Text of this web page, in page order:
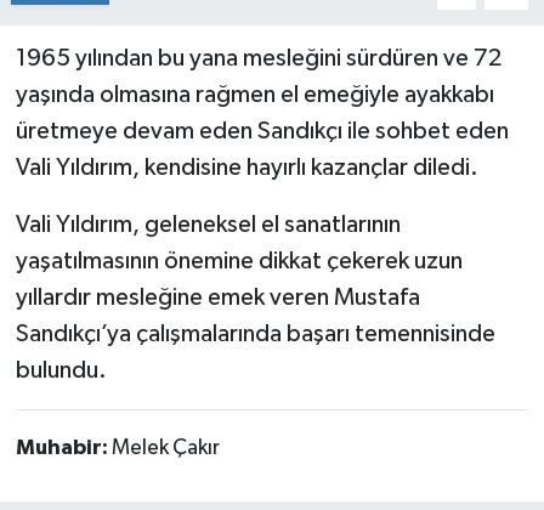
1965 yılından bu yana mesleğini sürdüren ve 72
yaşında olmasına rağmen el emeğiyle ayakkabı
üretmeye devam eden Sandıkçı ile sohbet eden
Vali Yıldırım, kendisine hayırlı kazançlar diledi.
Vali Yıldırım, geleneksel el sanatlarının
yaşatılmasının önemine dikkat çekerek uzun
yıllardır mesleğine emek veren Mustafa
Sandıkçı’ya çalışmalarında başarı temennisinde
bulundu.
Muhabir: Melek Çakır